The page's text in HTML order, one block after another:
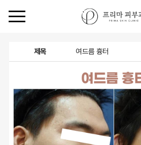
제목 여드름 흉터